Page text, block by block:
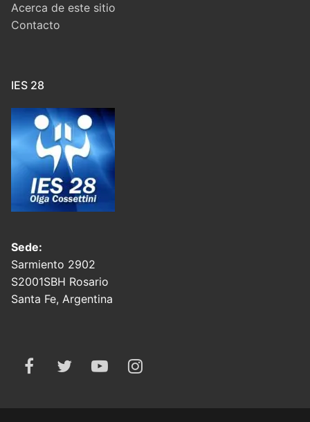
Acerca de este sitio
Contacto
IES 28
Sede:
Sarmiento 2902
S2001SBH Rosario
Santa Fe, Argentina